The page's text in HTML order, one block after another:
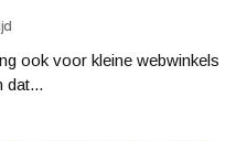
ook voor kleine webwinkels
dat...